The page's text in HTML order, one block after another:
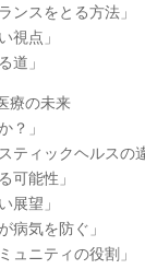
ンスをとる方法」
視点」
道」
療の未来
？」
ティックヘルスの
可能性」
展望」
病気を防ぐ」
ュニティの役割」